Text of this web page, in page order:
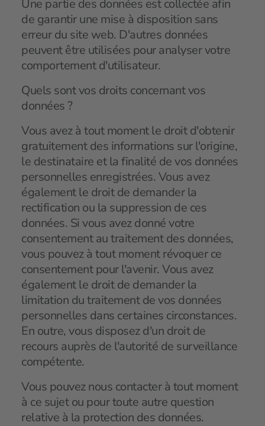
Une partie des données est collectée afin
de garantir une mise à disposition sans
erreur du site web. D'autres données
peuvent être utilisées pour analyser votre
comportement d'utilisateur.
Quels sont vos droits concernant vos
données ?
Vous avez à tout moment le droit d'obtenir
gratuitement des informations sur l'origine,
le destinataire et la finalité de vos données
personnelles enregistrées. Vous avez
également le droit de demander la
rectification ou la suppression de ces
données. Si vous avez donné votre
consentement au traitement des données,
vous pouvez à tout moment révoquer ce
consentement pour l'avenir. Vous avez
également le droit de demander la
limitation du traitement de vos données
personnelles dans certaines circonstances.
En outre, vous disposez d'un droit de
recours auprès de l'autorité de surveillance
compétente.
Vous pouvez nous contacter à tout moment
à ce sujet ou pour toute autre question
relative à la protection des données.